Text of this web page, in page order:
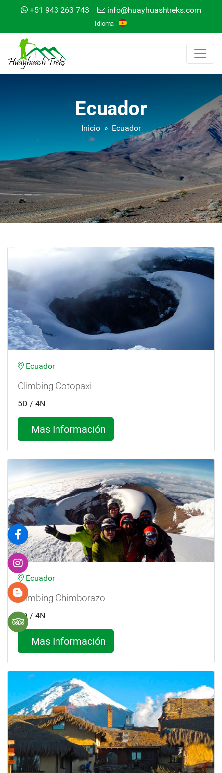
+51 943 263 743 info@huayhuashtreks.com
Idioma
Ecuador
Inicio » Ecuador
Ecuador
Climbing Cotopaxi
5D / 4N
Mas Información
Ecuador
Climbing Chimborazo
5D / 4N
Mas Información